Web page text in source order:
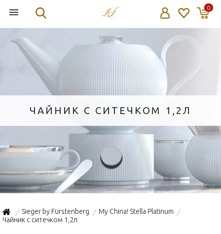
0
ЧАЙНИК С СИТЕЧКОМ 1,2Л
/ Sieger by Fürstenberg / My China! Stella Platinum /
Чайник с ситечком 1,2л